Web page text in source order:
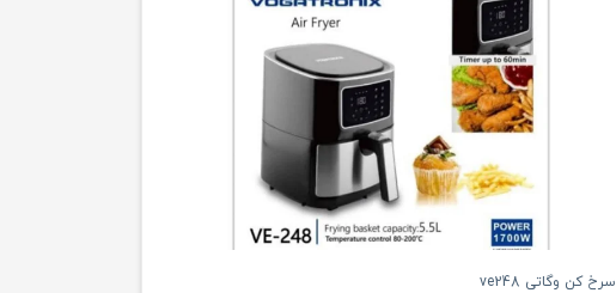
سرخ کن وگاتی ve248